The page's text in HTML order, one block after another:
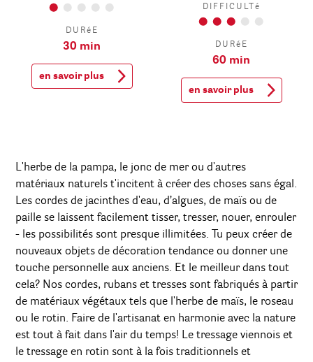
DURéE
30 min
en savoir plus
DIFFICULTé
DURéE
60 min
en savoir plus
L'herbe de la pampa, le jonc de mer ou d'autres
matériaux naturels t'incitent à créer des choses sans égal.
Les cordes de jacinthes d'eau, d’algues, de maïs ou de
paille se laissent facilement tisser, tresser, nouer, enrouler
- les possibilités sont presque illimitées. Tu peux créer de
nouveaux objets de décoration tendance ou donner une
touche personnelle aux anciens. Et le meilleur dans tout
cela? Nos cordes, rubans et tresses sont fabriqués à partir
de matériaux végétaux tels que l'herbe de maïs, le roseau
ou le rotin. Faire de l'artisanat en harmonie avec la nature
est tout à fait dans l'air du temps! Le tressage viennois et
le tressage en rotin sont à la fois traditionnels et